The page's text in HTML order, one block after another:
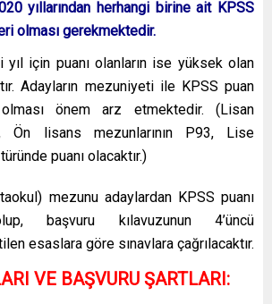
yıllarından herhangi birine ait KPSS
olması gerekmektedir.
yıl için puanı olanların ise yüksek olan
Adayların mezuniyeti ile KPSS puan
önem arz etmektedir. (Lisan
Ön lisans mezunlarının P93, Lise
puanı olacaktır.)
mezunu adaylardan KPSS puanı
başvuru kılavuzunun 4’üncü
esaslara göre sınavlara çağrılacaktır.
VE BAŞVURU ŞARTLARI: